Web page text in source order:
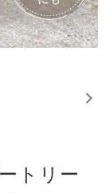
トリー